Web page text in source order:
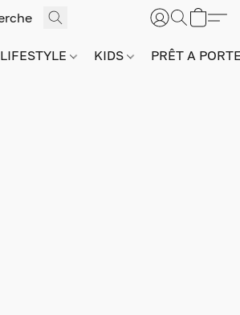
LIFESTYLE KIDS PRÊT A